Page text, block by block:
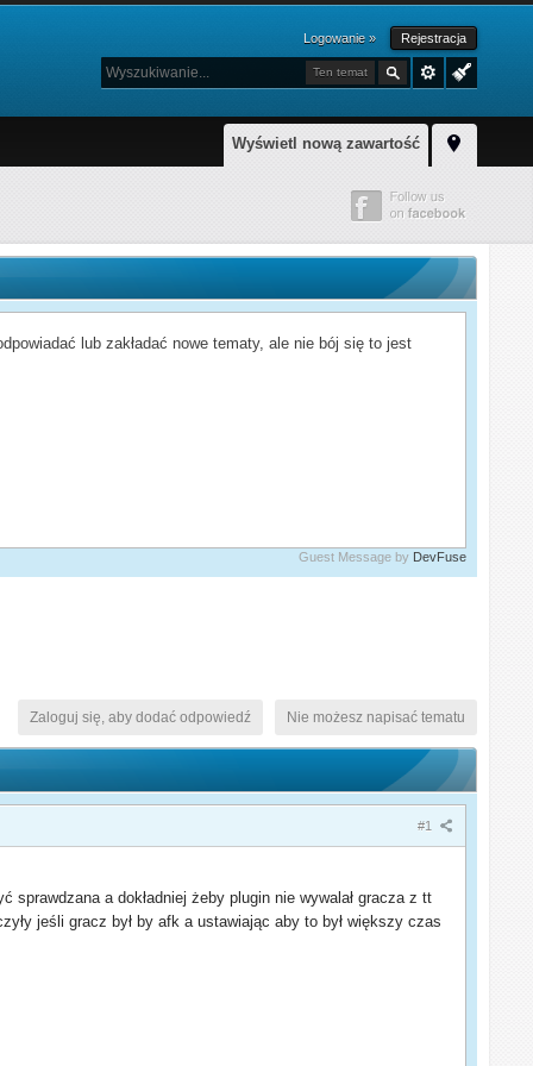
Logowanie » Rejestracja
Ten temat
Wyświetl nową zawartość
lub zakładać nowe tematy, ale nie bój się to jest
Guest Message by DevFuse
Nie możesz napisać tematu
Zaloguj się, aby dodać odpowiedź
#1
sprawdzana a dokładniej żeby plugin nie wywalał gracza z tt
jeśli gracz był by afk a ustawiając aby to był większy czas